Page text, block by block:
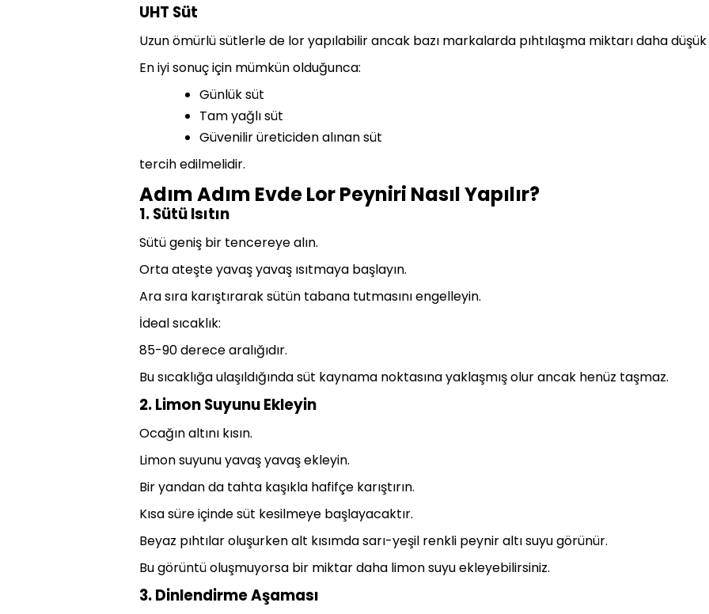
UHT Süt
Uzun ömürlü sütlerle de lor yapılabilir ancak bazı markalarda pıhtılaşma miktarı daha
En iyi sonuç için mümkün olduğunca:
Günlük süt
Tam yağlı süt
Güvenilir üreticiden alınan süt
tercih edilmelidir.
Adım Adım Evde Lor Peyniri Nasıl Yapılır?
1. Sütü Isıtın
Sütü geniş bir tencereye alın.
Orta ateşte yavaş yavaş ısıtmaya başlayın.
Ara sıra karıştırarak sütün tabana tutmasını engelleyin.
İdeal sıcaklık:
85-90 derece aralığıdır.
Bu sıcaklığa ulaşıldığında süt kaynama noktasına yaklaşmış olur ancak henüz taşmaz.
2. Limon Suyunu Ekleyin
Ocağın altını kısın.
Limon suyunu yavaş yavaş ekleyin.
Bir yandan da tahta kaşıkla hafifçe karıştırın.
Kısa süre içinde süt kesilmeye başlayacaktır.
Beyaz pıhtılar oluşurken alt kısımda sarı-yeşil renkli peynir altı suyu görünür.
Bu görüntü oluşmuyorsa bir miktar daha limon suyu ekleyebilirsiniz.
3. Dinlendirme Aşaması